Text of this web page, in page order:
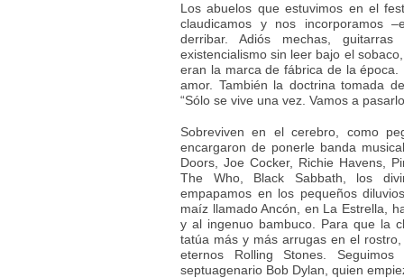
Los abuelos que estuvimos en el
claudicamos y nos incorporamos
derribar. Adiós mechas,
existencialismo sin leer bajo el
eran la marca de fábrica de la
amor. También la doctrina tomada
“Sólo se vive una vez. Vamos a
Sobreviven en el cerebro, como
encargaron de ponerle banda
Doors, Joe Cocker, Richie Havens,
The Who, Black Sabbath, los
empapamos en los pequeños
maíz llamado Ancón, en La Estrella,
y al ingenuo bambuco. Para que la
tatúa más y más arrugas en el
eternos Rolling Stones.
septuagenario Bob Dylan, quien